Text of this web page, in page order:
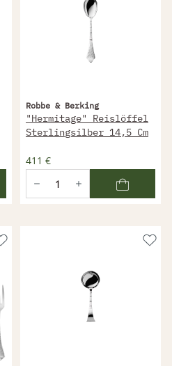
Robbe & Berking
"Hermitage" Reislöffel
Sterlingsilber 14,5 Cm
411 €